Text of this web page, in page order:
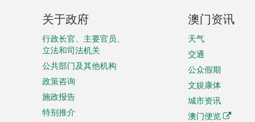
页
脚
菜
单
关于政府
行政长官、主要官员、
立法和司法机关
公共部门及其他机构
政策咨询
施政报告
特别推介
澳门资讯
天气
交通
公众假期
文娱康体
城市资讯
澳门便览